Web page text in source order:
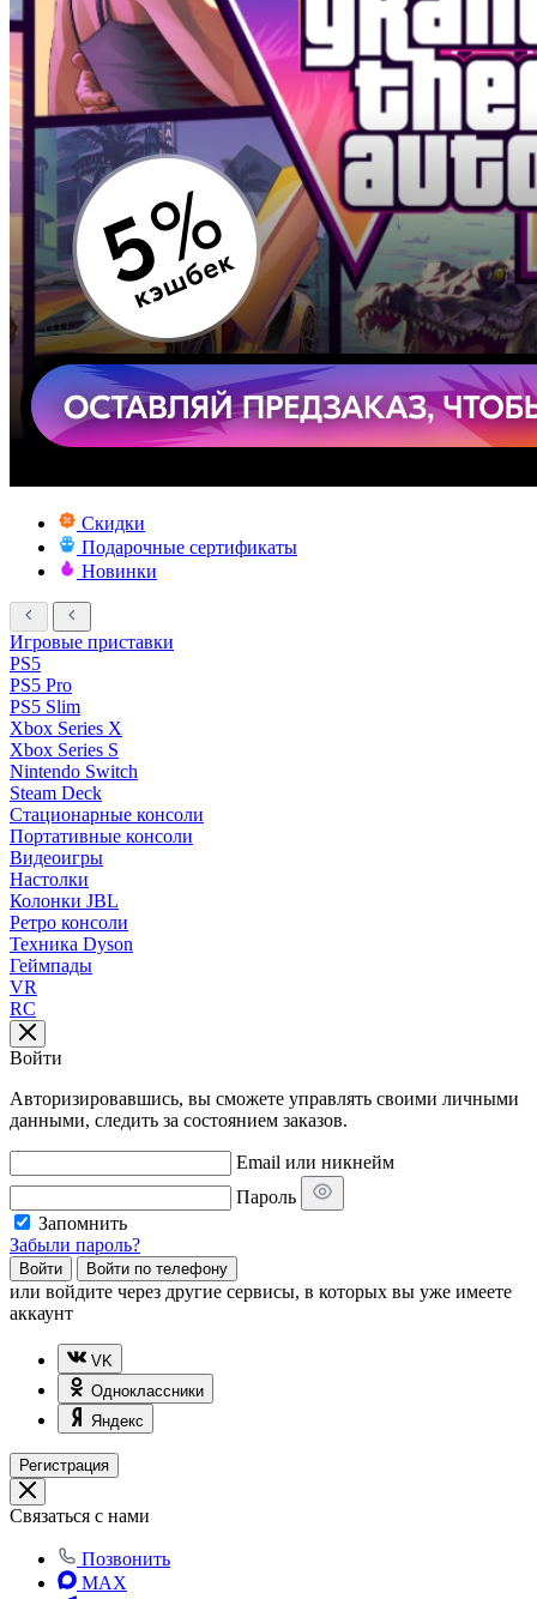
Скидки
Подарочные сертификаты
Новинки
Игровые приставки
PS5
PS5 Pro
PS5 Slim
Xbox Series X
Xbox Series S
Nintendo Switch
Steam Deck
Стационарные консоли
Портативные консоли
Видеоигры
Настолки
Колонки JBL
Ретро консоли
Техника Dyson
Геймпады
VR
RC
Войти
Авторизировавшись, вы сможете управлять своими личными
данными, следить за состоянием заказов.
Email или никнейм
Пароль
Запомнить
Забыли пароль?
Войти Войти по телефону
или войдите через другие сервисы, в которых вы уже имеете
аккаунт
VK
Одноклассники
Яндекс
Регистрация
Связаться с нами
Позвонить
MAX